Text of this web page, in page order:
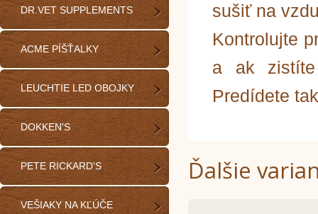
DR.VET SUPPLEMENTS
ACME PÍŠŤALKY
LEUCHTIE LED OBOJKY
DOKKEN'S
PETE RICKARD'S
VEŠIAKY NA KĽÚČE
sušiť na
Kontrolujte
a ak zistíte
Predídete
Ďalšie